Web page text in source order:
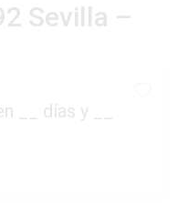
Sevilla –
días y